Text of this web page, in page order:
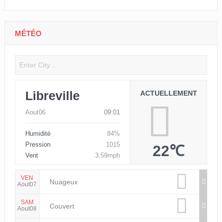
MÉTÉO
Libreville
Aout06 09:01
Humidité
84%
Pression
1015
Vent
3.59mph
ACTUELLEMENT
22℃
VEN
Aout07
Nuageux
SAM
Aout08
Couvert